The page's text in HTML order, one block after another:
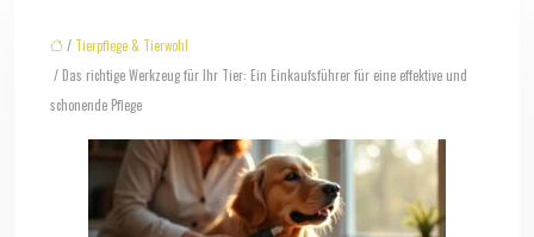
/ Tierpflege & Tierwohl
/ Das richtige Werkzeug für Ihr Tier: Ein Einkaufsführer für eine effektive und
schonende Pflege